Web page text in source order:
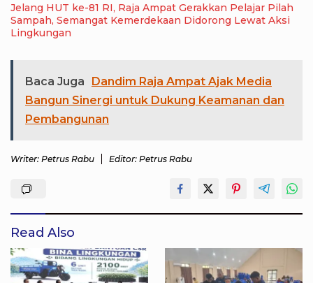
Jelang HUT ke-81 RI, Raja Ampat Gerakkan Pelajar Pilah
Sampah, Semangat Kemerdekaan Didorong Lewat Aksi
Lingkungan
Baca Juga
Dandim Raja Ampat Ajak Media
Bangun Sinergi untuk Dukung Keamanan dan
Pembangunan
Writer: Petrus Rabu Editor: Petrus Rabu
Read Also